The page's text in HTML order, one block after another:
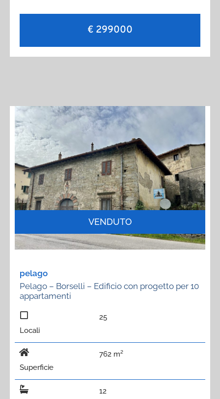
€ 299000
VENDUTO
pelago
Pelago – Borselli – Edificio con progetto per 10
appartamenti
Locali
25
Superficie
762 m²
12